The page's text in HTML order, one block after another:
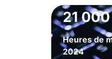
21 000
Heures de
2024